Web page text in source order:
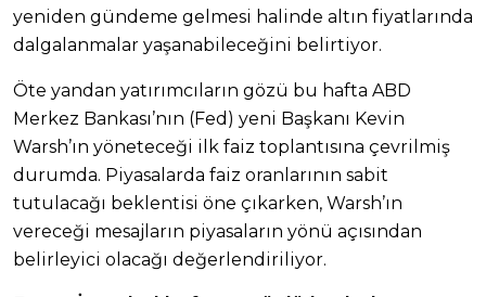
yeniden gündeme gelmesi halinde altın fiyatlarında
dalgalanmalar yaşanabileceğini belirtiyor.
Öte yandan yatırımcıların gözü bu hafta ABD
Merkez Bankası’nın (Fed) yeni Başkanı Kevin
Warsh’ın yöneteceği ilk faiz toplantısına çevrilmiş
durumda. Piyasalarda faiz oranlarının sabit
tutulacağı beklentisi öne çıkarken, Warsh’ın
vereceği mesajların piyasaların yönü açısından
belirleyici olacağı değerlendiriliyor.